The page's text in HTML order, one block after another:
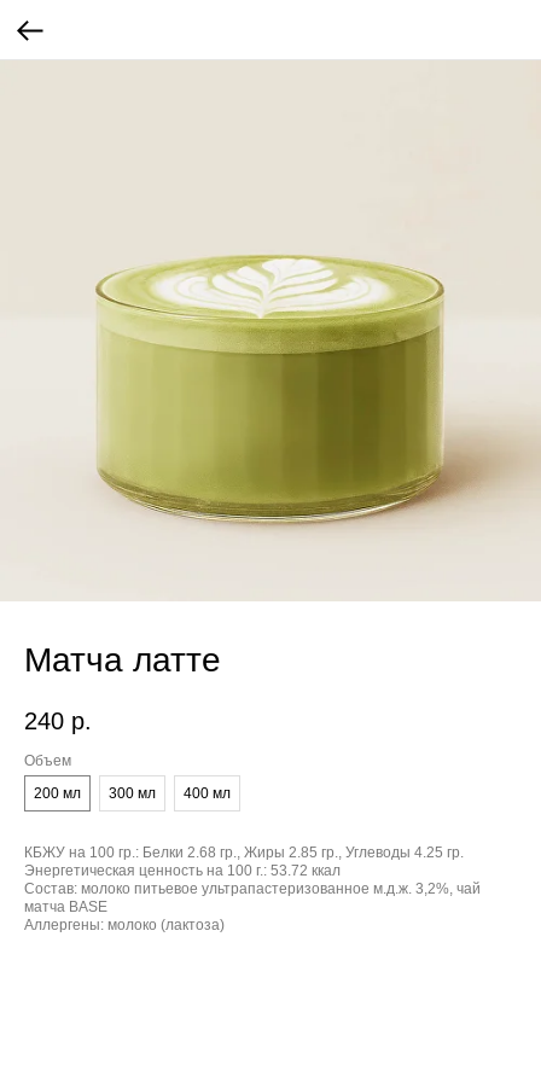
Матча латте
240 р.
Объем
200 мл
300 мл 400 мл
КБЖУ на 100 гр.: Белки 2.68 гр., Жиры 2.85 гр., Углеводы 4.25 гр.
Энергетическая ценность на 100 г.: 53.72 ккал
Состав: молоко питьевое ультрапастеризованное м.д.ж. 3,2%, чай
матча BASE
Аллергены: молоко (лактоза)